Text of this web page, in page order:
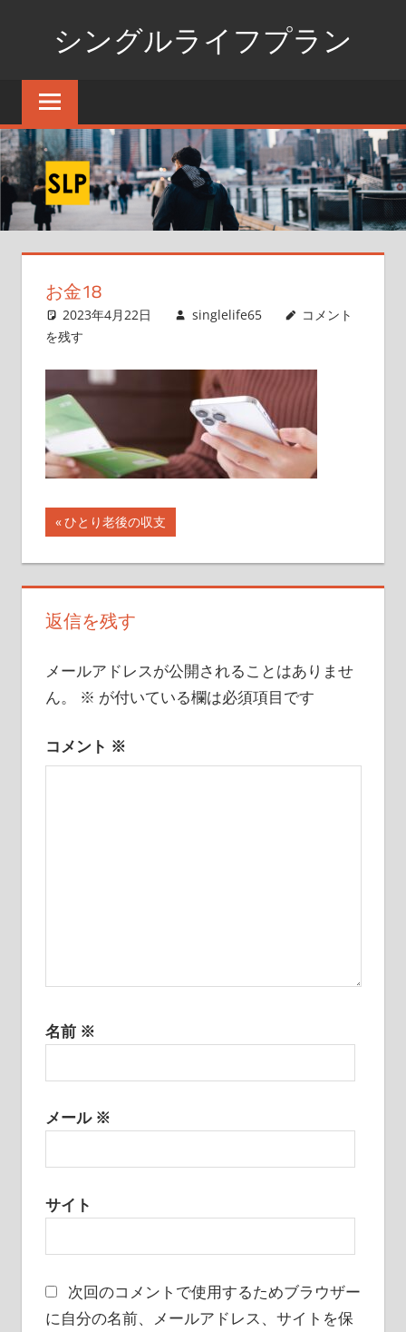
へ
ス
キ
ッ
シングルライフプラン
独
活
た
め
お金18
2023年4月22日 singlelife65
コメント
を残す
投
稿
ナ
ビ
ゲ
ー
シ
ョ
前
の
記
事:
ひとり老後の収支
返信を残す
メールアドレスが公開されることはありませ
ん。
※ が付いている欄は必須項目です
コメント ※
名前 ※
メール ※
サイト
次回のコメントで使用するためブラウザー
に自分の名前、メールアドレス、サイトを保